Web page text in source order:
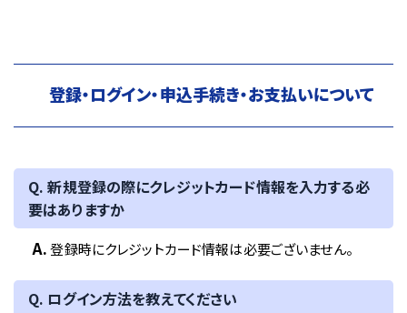
登録・ログイン・申込手続き・お支払いについて
Q. 新規登録の際にクレジットカード情報を入力する必
要はありますか
A.登録時にクレジットカード情報は必要ございません。
Q. ログイン方法を教えてください